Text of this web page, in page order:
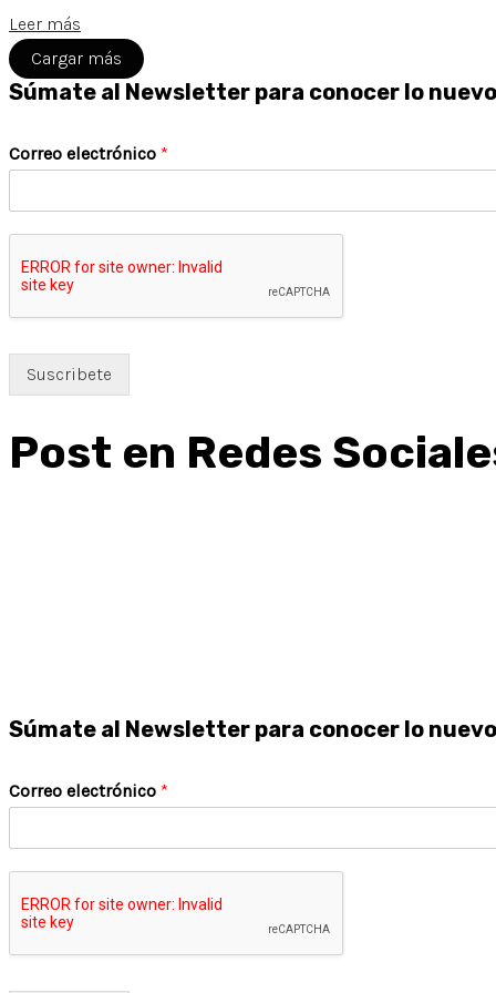
Leer más
Cargar más
Súmate al Newsletter para conocer lo nuevo
Correo electrónico *
Suscribete
Post en Redes
Súmate al Newsletter para conocer lo nuevo
Correo electrónico *